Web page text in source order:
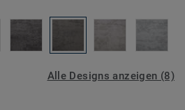
Alle Designs anzeigen (8)